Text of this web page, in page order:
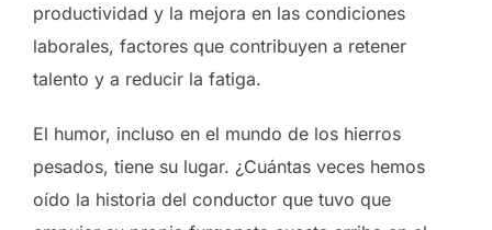
productividad y la mejora en las condiciones
laborales, factores que contribuyen a retener
talento y a reducir la fatiga.
El humor, incluso en el mundo de los hierros
pesados, tiene su lugar. ¿Cuántas veces hemos
oído la historia del conductor que tuvo que